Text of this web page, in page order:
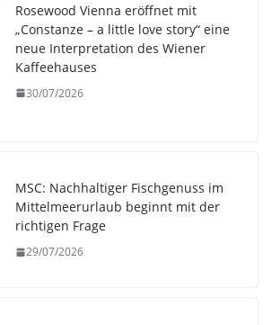
Rosewood Vienna eröffnet mit
„Constanze – a little love story“ eine
neue Interpretation des Wiener
Kaffeehauses
30/07/2026
MSC: Nachhaltiger Fischgenuss im
Mittelmeerurlaub beginnt mit der
richtigen Frage
29/07/2026